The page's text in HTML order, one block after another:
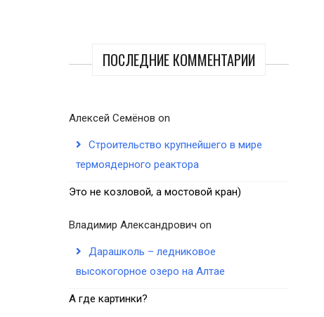
ПОСЛЕДНИЕ КОММЕНТАРИИ
Алексей Семёнов on
Строительство крупнейшего в мире
термоядерного реактора
Это не козловой, а мостовой кран)
Владимир Александрович on
Дарашколь – ледниковое
высокогорное озеро на Алтае
А где картинки?